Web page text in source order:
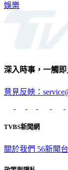
娛樂
深入時事，一觸即
意見反映：
TVBS新聞網
關於我們 56新聞